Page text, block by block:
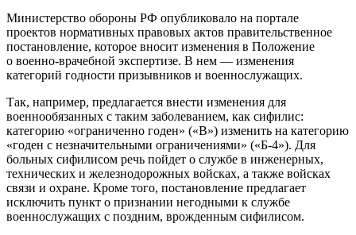
Министерство обороны РФ опубликовало на портале
проектов нормативных правовых актов правительственное
постановление, которое вносит изменения в Положение
о военно-врачебной экспертизе. В нем — изменения
категорий годности призывников и военнослужащих.
Так, например, предлагается внести изменения для
военнообязанных с таким заболеванием, как сифилис:
категорию «ограниченно годен» («В») изменить на категорию
«годен с незначительными ограничениями» («Б-4»). Для
больных сифилисом речь пойдет о службе в инженерных,
технических и железнодорожных войсках, а также войсках
связи и охране. Кроме того, постановление предлагает
исключить пункт о признании негодными к службе
военнослужащих с поздним, врожденным сифилисом.